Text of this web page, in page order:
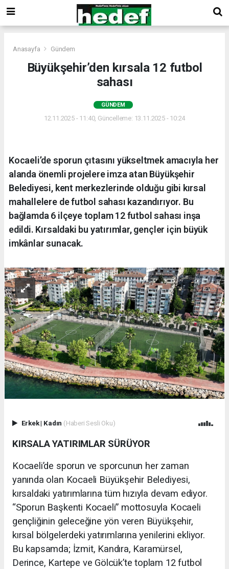
Anasayfa Gündem
Büyükşehir’den kırsala 12 futbol
sahası
GÜNDEM
12.11.2025 - 11:40, Güncelleme: 13.11.2025 - 10:24
Kocaeli’de sporun çıtasını yükseltmek amacıyla her
alanda önemli projelere imza atan Büyükşehir
Belediyesi, kent merkezlerinde olduğu gibi kırsal
mahallelere de futbol sahası kazandırıyor. Bu
bağlamda 6 ilçeye toplam 12 futbol sahası inşa
edildi. Kırsaldaki bu yatırımlar, gençler için büyük
imkânlar sunacak.
Erkek| Kadın (Haberi Sesli Oku)
KIRSALA YATIRIMLAR SÜRÜYOR
Kocaeli’de sporun ve sporcunun her zaman
yanında olan Kocaeli Büyükşehir Belediyesi,
kırsaldaki yatırımlarına tüm hızıyla devam ediyor.
“Sporun Başkenti Kocaeli” mottosuyla Kocaeli
gençliğinin geleceğine yön veren Büyükşehir,
kırsal bölgelerdeki yatırımlarına yenilerini ekliyor.
Bu kapsamda; İzmit, Kandıra, Karamürsel,
Derince, Kartepe ve Gölcük’te toplam 12 futbol